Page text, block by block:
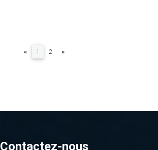
« 1 (current)
2 »
Contactez-nous